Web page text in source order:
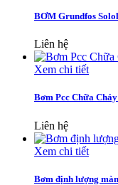
BƠM Grundfos
Liên hệ
Xem chi tiết
Bơm Pcc Chữa
Liên hệ
Xem chi tiết
Bơm định lượng